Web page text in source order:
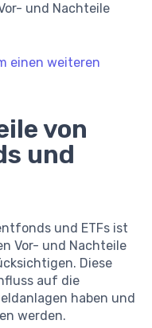
und Nachteile
einen weiteren
von
und
und ETFs ist
Vor- und Nachteile
Diese
auf die
haben und
werden.